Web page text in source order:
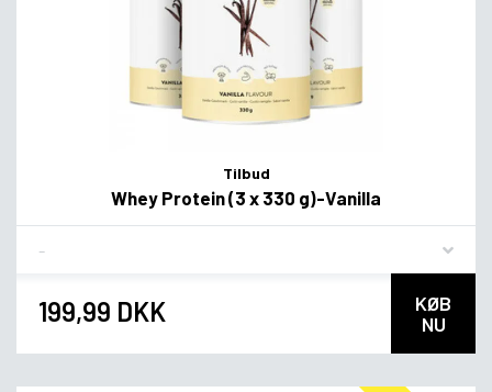
Tilbud
Whey Protein (3 x 330 g)-Vanilla
199,99 DKK
KØB
NU